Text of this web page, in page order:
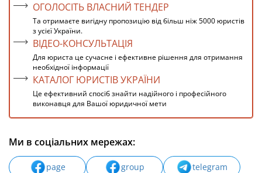
ОГОЛОСІТЬ ВЛАСНИЙ ТЕНДЕР
Та отримаєте вигідну пропозицію від більш ніж 5000 юристів
з усієї України.
ВІДЕО-КОНСУЛЬТАЦІЯ
Для юриста це сучасне і ефективне рішення для отримання
необхідної інформації
КАТАЛОГ ЮРИСТІВ УКРАЇНИ
Це ефективний спосіб знайти надійного і професійного
виконавця для Вашої юридичної мети
Ми в соціальних мережах:
page group
telegram